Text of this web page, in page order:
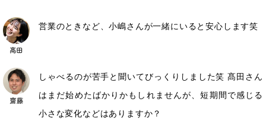
営業のときなど、小嶋さんが一緒にいると安心します笑
しゃべるのが苦手と聞いてびっくりしました笑 髙田さん
はまだ始めたばかりかもしれませんが、短期間で感じる
小さな変化などはありますか？